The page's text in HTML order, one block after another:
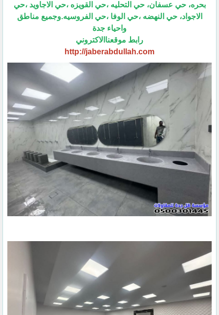
بحره، حي عسفان، حي التحليه ،حي القويزه ،حي الاجاويد ،حي
الاجواد، حي النهضه ،حي الوفا ،حي الفروسيه.وجميع مناطق
واحياء جدة
رابط موقعناالاكتروني
http://jaberabdullah.com